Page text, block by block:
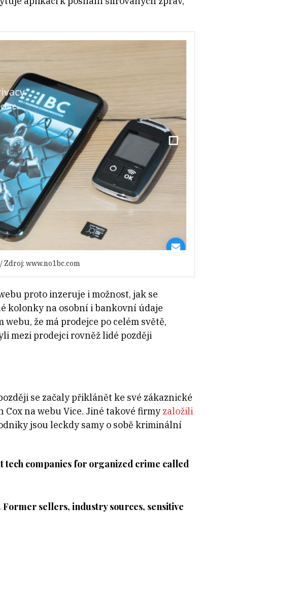
Zdroj: www.no1bc.com
proto inzeruje i možnost, jak se
kolonky na osobní i bankovní údaje
že má prodejce po celém světě,
mezi prodejci rovněž lidé později
se začaly přiklánět ke své zákaznické
Cox na webu Vice. Jiné takové firmy založili
jsou leckdy samy o sobě kriminální
tech companies for organized crime called
sellers, industry sources, sensitive